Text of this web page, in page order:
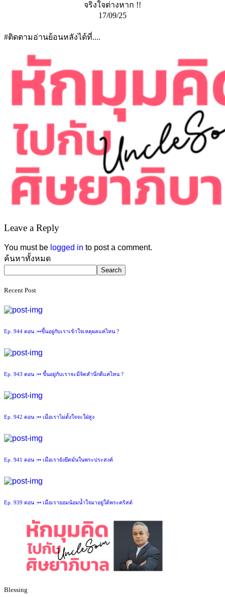
จริงใจต่างหาก !!
17/09/25
#ติดตามอ่านย้อนหลังได้ที่....
Leave a Reply
You must be logged in to post a comment.
Asides
ค้นหาทั้งหมด
Search
Recent Post
Ep. 944 ตอน :••ขึ้นอยู่กับเราเข้าใจเหตุผลแค่ไหน ?
Ep. 943 ตอน :•• ขึ้นอยู่กับเราจะมีจิตสำนึกดีแค่ไหน ?
Ep. 942 ตอน :•• เมื่อเราไม่ตั้งใจจะใฝ่สูง
Ep. 941 ตอน :•• เมื่อเรายังยึดมั่นในพระประสงค์
Ep. 939 ตอน :•• เมื่อเรายอมน้อมน้ำใจมาอยู่ใต้พระคริสต์
Blessing